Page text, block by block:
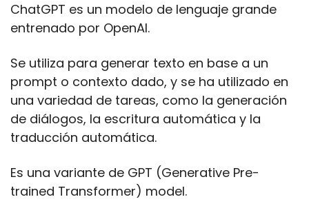
ChatGPT es un modelo de lenguaje grande
entrenado por OpenAI.
Se utiliza para generar texto en base a un
prompt o contexto dado, y se ha utilizado en
una variedad de tareas, como la generación
de diálogos, la escritura automática y la
traducción automática.
Es una variante de GPT (Generative Pre-
trained Transformer) model.